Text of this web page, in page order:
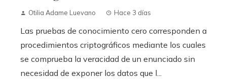
Otilia Adame Luevano Hace 3 días
Las pruebas de conocimiento cero corresponden a
procedimientos criptográficos mediante los cuales
se comprueba la veracidad de un enunciado sin
necesidad de exponer los datos que l...